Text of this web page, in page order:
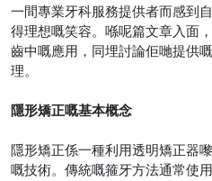
一間專業牙科服務提供者而感到
得理想嘅笑容。喺呢篇文章入面
齒中嘅應用，同埋討論佢哋提供
理。
隱形矯正嘅基本概念
隱形矯正係一種利用透明矯正器
嘅技術。傳統嘅箍牙方法通常使